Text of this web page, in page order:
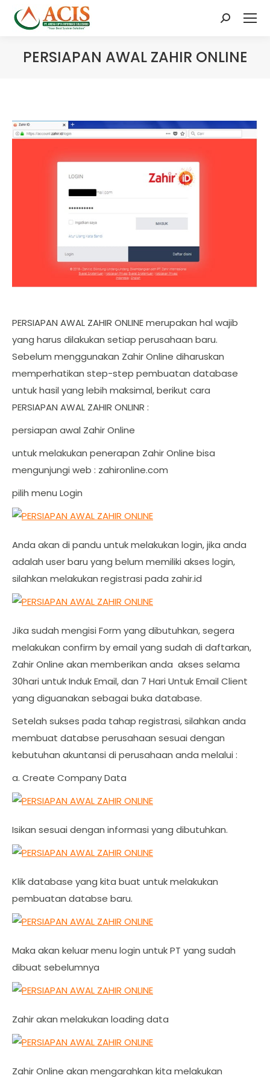
Search:
PERSIAPAN AWAL ZAHIR ONLINE
PERSIAPAN AWAL ZAHIR ONLINE merupakan hal wajib
yang harus dilakukan setiap perusahaan baru.
Sebelum menggunakan Zahir Online diharuskan
memperhatikan step-step pembuatan database
untuk hasil yang lebih maksimal, berikut cara
PERSIAPAN AWAL ZAHIR ONLINR :
persiapan awal Zahir Online
untuk melakukan penerapan Zahir Online bisa
mengunjungi web : zahironline.com
pilih menu Login
Anda akan di pandu untuk melakukan login, jika anda
adalah user baru yang belum memiliki akses login,
silahkan melakukan registrasi pada zahir.id
Jika sudah mengisi Form yang dibutuhkan, segera
melakukan confirm by email yang sudah di daftarkan,
Zahir Online akan memberikan anda akses selama
30hari untuk Induk Email, dan 7 Hari Untuk Email Client
yang diguanakan sebagai buka database.
Setelah sukses pada tahap registrasi, silahkan anda
membuat databse perusahaan sesuai dengan
kebutuhan akuntansi di perusahaan anda melalui :
a. Create Company Data
Isikan sesuai dengan informasi yang dibutuhkan.
Klik database yang kita buat untuk melakukan
pembuatan databse baru.
Maka akan keluar menu login untuk PT yang sudah
dibuat sebelumnya
Zahir akan melakukan loading data
Zahir Online akan mengarahkan kita melakukan